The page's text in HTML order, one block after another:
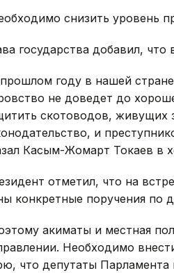
снизить уровень
государства добавил,
году в нашей
не доведет до
скотоводов, живущих
и
Касым-Жомарт Токаев в
отметил, что на
конкретные поручения по
акиматы и местная
Необходимо
что депутаты Парламента